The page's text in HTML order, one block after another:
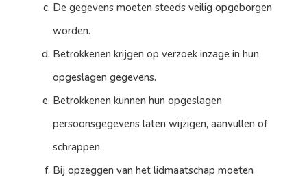
De gegevens moeten steeds veilig opgeborgen
worden.
Betrokkenen krijgen op verzoek inzage in hun
opgeslagen gegevens.
Betrokkenen kunnen hun opgeslagen
persoonsgegevens laten wijzigen, aanvullen of
schrappen.
Bij opzeggen van het lidmaatschap moeten